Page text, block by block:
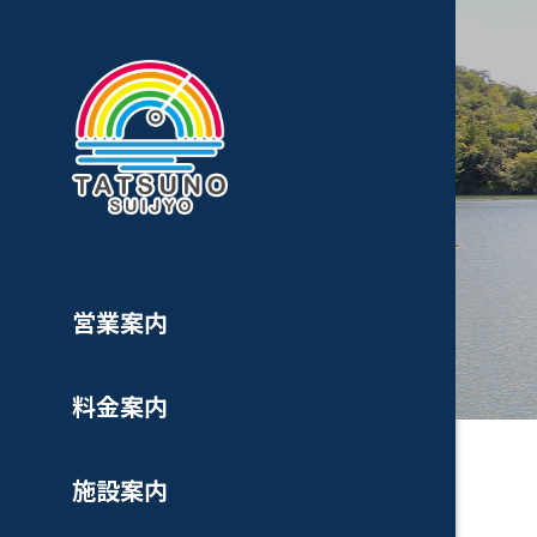
営業案内
料金案内
施設案内